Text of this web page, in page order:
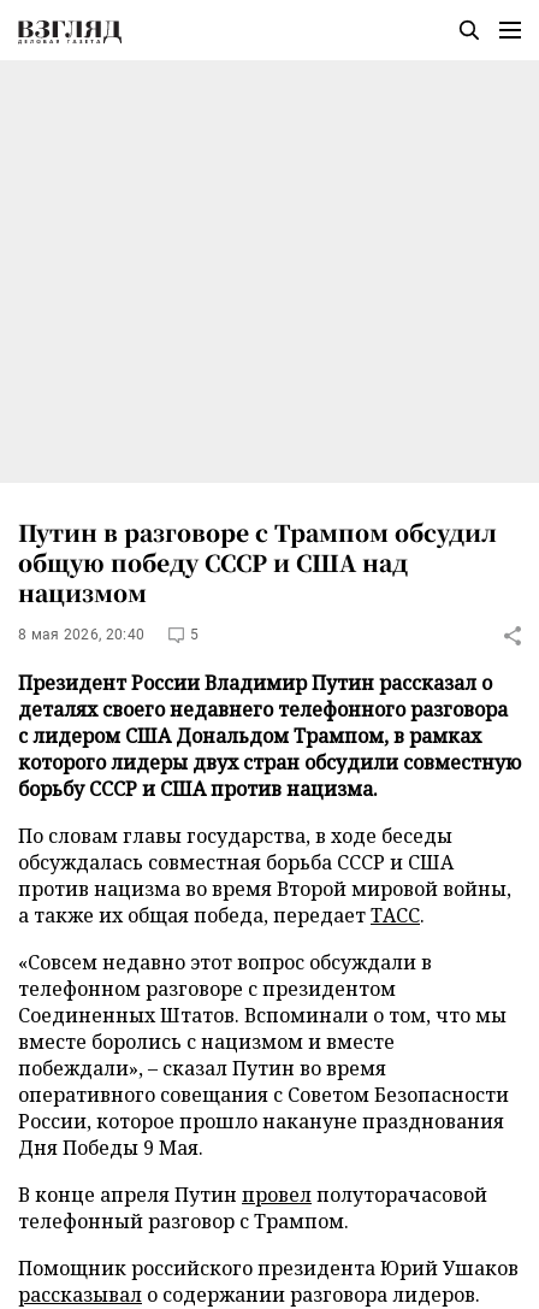
Путин в разговоре с Трампом обсудил
общую победу СССР и США над
нацизмом
8 мая 2026, 20:40 5
Президент России Владимир Путин рассказал о
деталях своего недавнего телефонного разговора
с лидером США Дональдом Трампом, в рамках
которого лидеры двух стран обсудили совместную
борьбу СССР и США против нацизма.
По словам главы государства, в ходе беседы
обсуждалась совместная борьба СССР и США
против нацизма во время Второй мировой войны,
а также их общая победа, передаетТАСС.
«Совсем недавно этот вопрос обсуждали в
телефонном разговоре с президентом
Соединенных Штатов. Вспоминали о том, что мы
вместе боролись с нацизмом и вместе
побеждали», – сказал Путин во время
оперативного совещания с Советом Безопасности
России, которое прошло накануне празднования
Дня Победы 9 Мая.
В конце апреля Путин провелполуторачасовой
телефонный разговор с Трампом.
Помощник российского президента Юрий Ушаков
рассказывал о содержании разговора лидеров.